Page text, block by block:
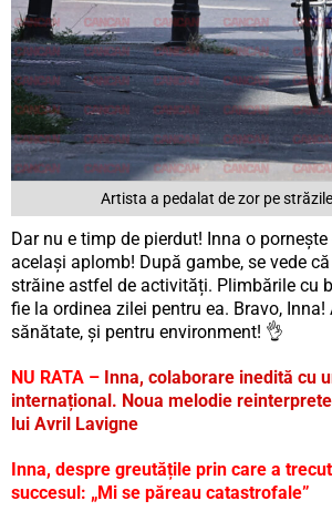
Artista a pedalat de zor pe
Dar nu e timp de pierdut! Inna o
același aplomb! După gambe, se vede
străine astfel de activități. Plimbările cu
fie la ordinea zilei pentru ea. Bravo, Inna!
sănătate, și pentru environment! 👌
NU RATA – Inna, colaborare inedită cu
internațional. Noua melodie
lui Avril Lavigne
Inna, despre greutățile prin care a
succesul: „Mi se păreau catastrofale”